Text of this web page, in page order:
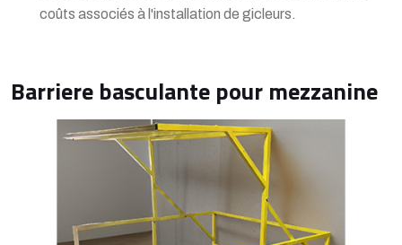
coûts associés à l'installation de gicleurs.
Barriere basculante pour mezzanine